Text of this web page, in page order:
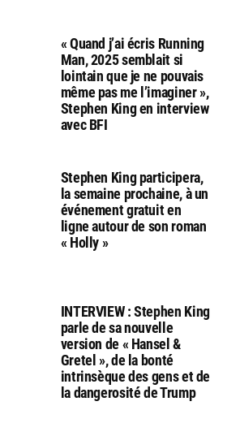
« Quand j’ai écris Running
Man, 2025 semblait si
lointain que je ne pouvais
même pas me l’imaginer »,
Stephen King en interview
avec BFI
Stephen King participera,
la semaine prochaine, à un
événement gratuit en
ligne autour de son roman
« Holly »
INTERVIEW : Stephen King
parle de sa nouvelle
version de « Hansel &
Gretel », de la bonté
intrinsèque des gens et de
la dangerosité de Trump